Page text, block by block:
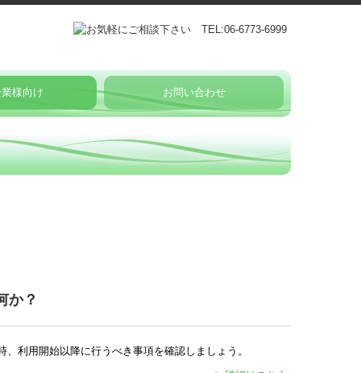
様向け お問い合わせ
か？
利用開始以降に行うべき事項を確認しましょう。